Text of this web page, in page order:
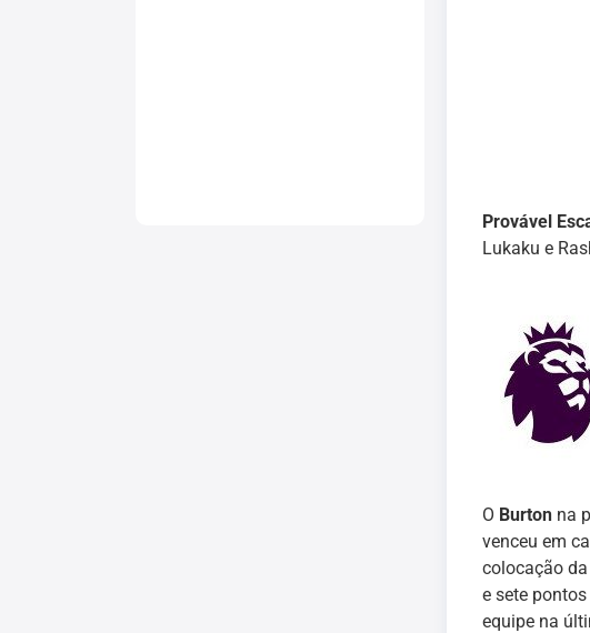
Provável
Lukaku e
O Burtonna
venceu em
colocação
e sete
equipe na